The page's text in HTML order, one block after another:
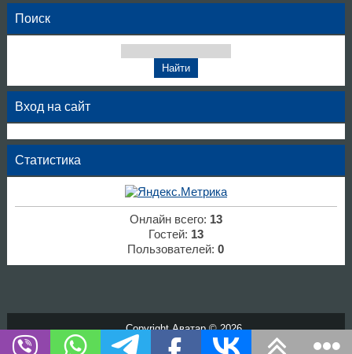
Поиск
Вход на сайт
Статистика
Онлайн всего: 13
Гостей: 13
Пользователей:0
Copyright Аватар © 2026
Хостинг от
uCoz